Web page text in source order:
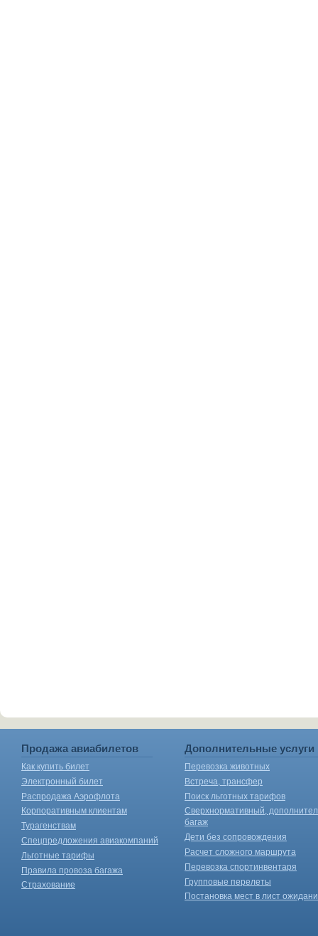
Продажа авиабилетов
Как купить билет
Электронный билет
Распродажа Аэрофлота
Корпоративным клиентам
Турагенствам
Спецпредложения авиакомпаний
Льготные тарифы
Правила провоза багажа
Страхование
Дополнительные услуги
Перевозка животных
Встреча, трансфер
Поиск льготных тарифов
Сверхнормативный,
багаж
Дети без сопровождения
Расчет сложного маршрута
Перевозка спортинвентаря
Групповые перелеты
Постановка мест в лист